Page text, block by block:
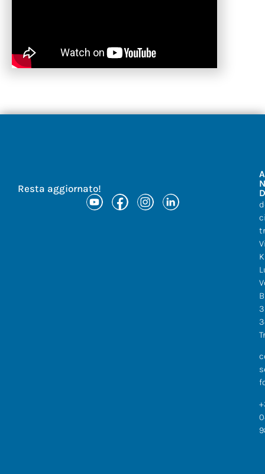
Resta aggiornato!